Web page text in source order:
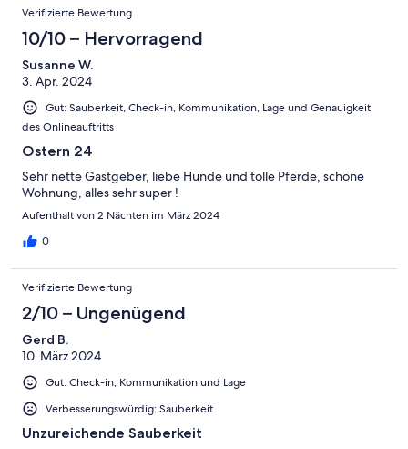
Verifizierte Bewertung
10/10 – Hervorragend
Susanne W.
3. Apr. 2024
Gut: Sauberkeit, Check-in, Kommunikation, Lage und Genauigkeit
des Onlineauftritts
Ostern 24
Sehr nette Gastgeber, liebe Hunde und tolle Pferde, schöne
Wohnung, alles sehr super !
Aufenthalt von 2 Nächten im März 2024
0
Verifizierte Bewertung
2/10 – Ungenügend
Gerd B.
10. März 2024
Gut: Check-in, Kommunikation und Lage
Verbesserungswürdig: Sauberkeit
Unzureichende Sauberkeit